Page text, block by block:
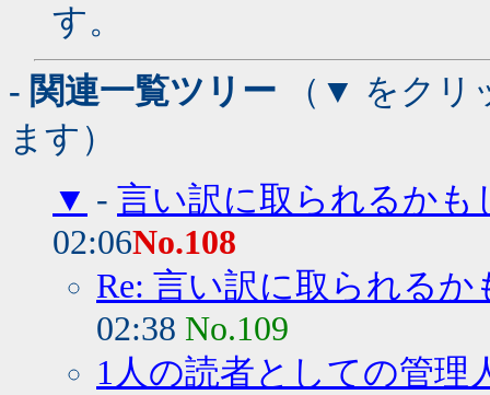
す。
- 関連一覧ツリー （▼ をクリ
ます）
▼ - 言い訳に取られるかも
02:06No.108
Re: 言い訳に取られるか
02:38 No.109
1人の読者としての管理